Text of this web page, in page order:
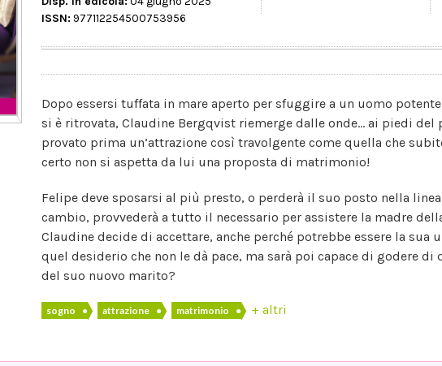
ISSN: 977112254500753956
Dopo essersi tuffata in mare aperto per sfuggire a un uomo
si è ritrovata, Claudine Bergqvist riemerge dalle onde… ai piedi del
provato prima un’attrazione così travolgente come quella che
certo non si aspetta da lui una proposta di matrimonio!
Felipe deve sposarsi al più presto, o perderà il suo posto nella
cambio, provvederà a tutto il necessario per assistere la madre
Claudine decide di accettare, anche perché potrebbe essere la sua
quel desiderio che non le dà pace, ma sarà poi capace di godere di
del suo nuovo marito?
sogno ● attrazione ● matrimonio ● + altri